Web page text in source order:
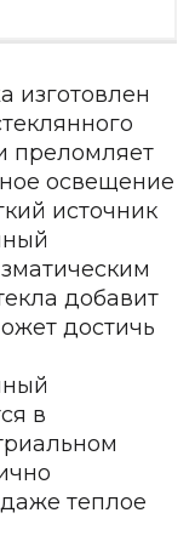
по вашему
по вашему
изготовлен
преломляет
освещение
источник
добавит
достичь
в
теплое